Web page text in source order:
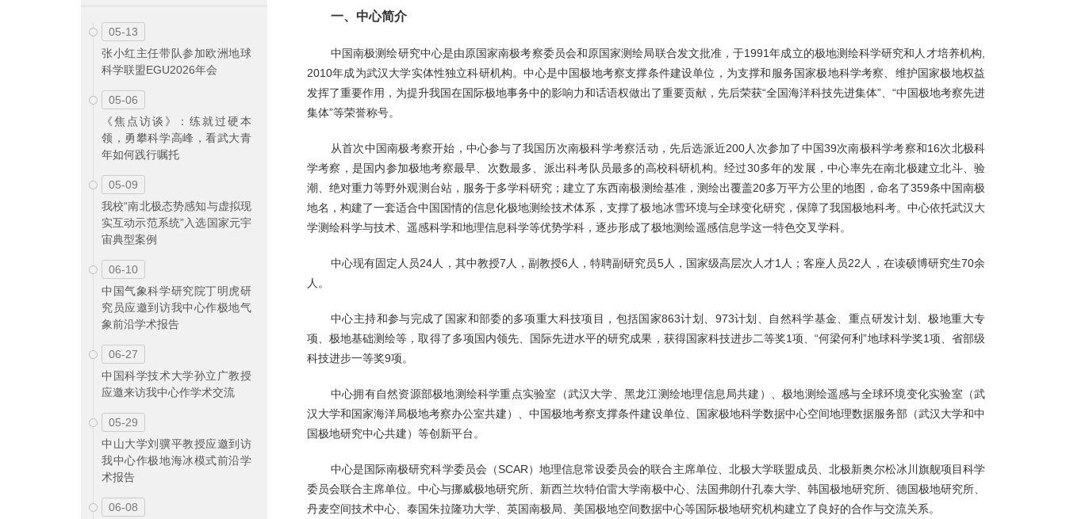
05-13
张小红主任带队参加欧洲地球
科学联盟EGU2026年会
05-06
《焦点访谈》：练就过硬本
领，勇攀科学高峰，看武大青
年如何践行嘱托
05-09
我校“南北极态势感知与虚拟现
实互动示范系统”入选国家元宇
宙典型案例
06-10
中国气象科学研究院丁明虎研
究员应邀到访我中心作极地气
象前沿学术报告
06-27
中国科学技术大学孙立广教授
应邀来访我中心作学术交流
05-29
中山大学刘骥平教授应邀到访
我中心作极地海冰模式前沿学
术报告
06-08
一、中心简介
中国南极测绘研究中心是由原国家南极考察委员会和原国家测绘局联合发文批准，于1991年成立的极地测绘科学研究和人才培养机构,
2010年成为武汉大学实体性独立科研机构。中心是中国极地考察支撑条件建设单位，为支撑和服务国家极地科学考察、维护国家极地权益
发挥了重要作用，为提升我国在国际极地事务中的影响力和话语权做出了重要贡献，先后荣获“全国海洋科技先进集体”、“中国极地考察先进
集体”等荣誉称号。
从首次中国南极考察开始，中心参与了我国历次南极科学考察活动，先后选派近200人次参加了中国39次南极科学考察和16次北极科
学考察，是国内参加极地考察最早、次数最多、派出科考队员最多的高校科研机构。经过30多年的发展，中心率先在南北极建立北斗、验
潮、绝对重力等野外观测台站，服务于多学科研究；建立了东西南极测绘基准，测绘出覆盖20多万平方公里的地图，命名了359条中国南极
地名，构建了一套适合中国国情的信息化极地测绘技术体系，支撑了极地冰雪环境与全球变化研究，保障了我国极地科考。中心依托武汉大
学测绘科学与技术、遥感科学和地理信息科学等优势学科，逐步形成了极地测绘遥感信息学这一特色交叉学科。
中心现有固定人员24人，其中教授7人，副教授6人，特聘副研究员5人，国家级高层次人才1人；客座人员22人，在读硕博研究生70余
人。
中心主持和参与完成了国家和部委的多项重大科技项目，包括国家863计划、973计划、自然科学基金、重点研发计划、极地重大专
项、极地基础测绘等，取得了多项国内领先、国际先进水平的研究成果，获得国家科技进步二等奖1项、“何梁何利”地球科学奖1项、省部级
科技进步一等奖9项。
中心拥有自然资源部极地测绘科学重点实验室（武汉大学、黑龙江测绘地理信息局共建）、极地测绘遥感与全球环境变化实验室（武
汉大学和国家海洋局极地考察办公室共建）、中国极地考察支撑条件建设单位、国家极地科学数据中心空间地理数据服务部（武汉大学和中
国极地研究中心共建）等创新平台。
中心是国际南极研究科学委员会（SCAR）地理信息常设委员会的联合主席单位、北极大学联盟成员、北极新奥尔松冰川旗舰项目科学
委员会联合主席单位。中心与挪威极地研究所、新西兰坎特伯雷大学南极中心、法国弗朗什孔泰大学、韩国极地研究所、德国极地研究所、
丹麦空间技术中心、泰国朱拉隆功大学、英国南极局、美国极地空间数据中心等国际极地研究机构建立了良好的合作与交流关系。